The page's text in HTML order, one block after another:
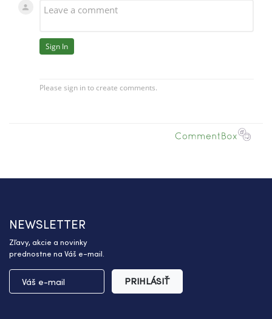
NEWSLETTER
Zľavy, akcie a novinky
prednostne na Váš e-mail.
PRIHLÁSIŤ